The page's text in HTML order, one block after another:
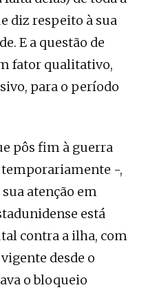
diz respeito à sua
E a questão de
fator qualitativo,
para o período
pôs fim à guerra
-,
atenção em
está
contra a ilha, com
desde o
o bloqueio